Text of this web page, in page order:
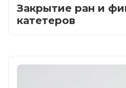
Закрытие ран и
катетеров